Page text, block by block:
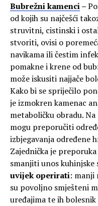
Bubrežni kamenci–
od kojih su najčešći
struvitni, cistinski i
stvoriti, ovisi o
navikama ili čestim
pomakne i krene od
može iskusiti najjače
Kako bi se spriječilo
je izmokren kamenac
metaboličku obradu.
mogu preporučiti
izbjegavanja određene
Zajednička je
smanjiti unos kuhinjske
uvijek operirati: manji
su povoljno smješteni
uređajima te ih